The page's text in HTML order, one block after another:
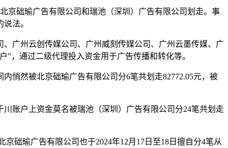
京础瑜广告有限公司和瑞池（深圳）广告有限公司划走。事
法。
广州云创传媒公司、广州威刻传媒公司、广州云墨传媒、广
，通过二级代理投入资金用于广告传播和转化等。
悄然被北京础瑜广告有限公司分6笔共划走82772.05元，被
账户上资金莫名被瑞池（深圳）广告有限公司分24笔共划走
础瑜广告有限公司也于2024年12月17日至18日擅自分4笔从